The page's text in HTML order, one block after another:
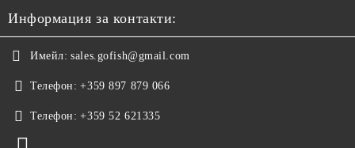
Информация за контакти:
Имейл: sales.gofish@gmail.com
Телефон: +359 897 879 066
Телефон: +359 52 621335